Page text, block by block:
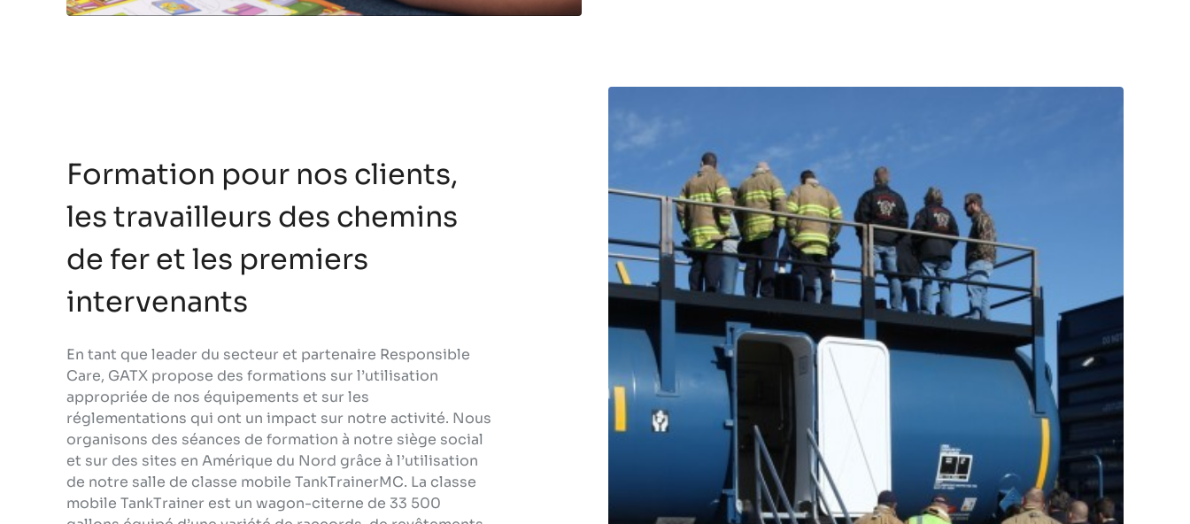
Formation pour nos clients,
les travailleurs des chemins
de fer et les premiers
intervenants
En tant que leader du secteur et partenaire Responsible
Care, GATX propose des formations sur l’utilisation
appropriée de nos équipements et sur les
réglementations qui ont un impact sur notre activité. Nous
organisons des séances de formation à notre siège social
et sur des sites en Amérique du Nord grâce à l’utilisation
de notre salle de classe mobile TankTrainerMC. La classe
mobile TankTrainer est un wagon-citerne de 33 500